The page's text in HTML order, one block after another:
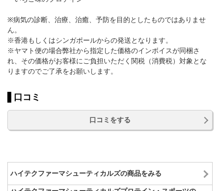
※病気の診断、治療、治癒、予防を目的としたものではありませ
ん。
※香港もしくはシンガポールからの発送となります。
※ヤマト便の場合弊社から指定した価格のインボイスが同梱さ
れ、その価格がお客様にご負担いただく関税（消費税）対象とな
りますのでご了承をお願いします。
口コミ
口コミをする
ハイテクファーマシューティカルズの商品をみる